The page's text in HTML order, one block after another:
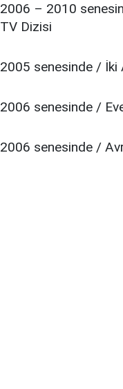
2006 – 2010
TV Dizisi
2005 senesinde /
2006 senesinde /
2006 senesinde /